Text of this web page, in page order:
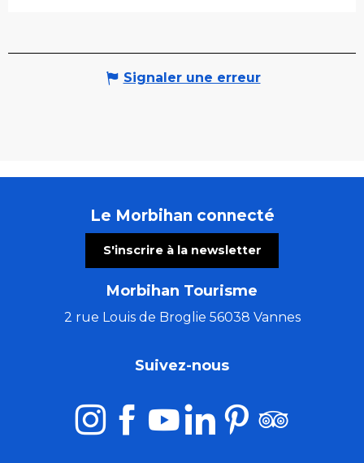
Signaler une erreur
Le Morbihan connecté
S'inscrire à la newsletter
Morbihan Tourisme
2 rue Louis de Broglie 56038 Vannes
Suivez-nous